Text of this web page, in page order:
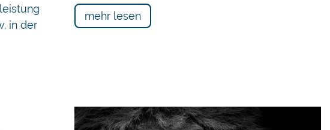
in der
mehr lesen